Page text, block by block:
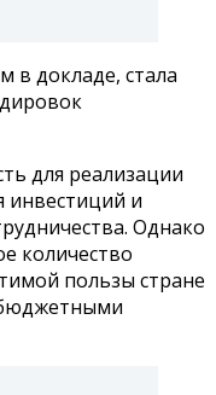
в докладе, стала
для реализации
инвестиций и
Однако
количество
пользы стране